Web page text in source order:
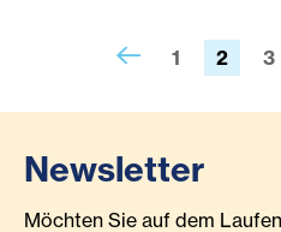
1 2 3
Newsletter
Möchten Sie auf dem